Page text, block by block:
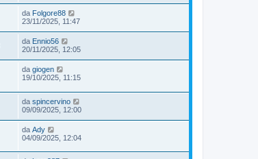
da Folgore88
23/11/2025, 11:47
da Ennio56
20/11/2025, 12:05
da giogen
19/10/2025, 11:15
da spincervino
09/09/2025, 12:00
da Ady
04/09/2025, 12:04